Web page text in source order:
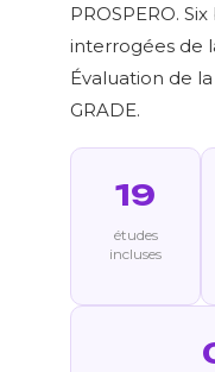
PROSPERO.
interrogées de
Évaluation de
GRADE.
19
études
incluses